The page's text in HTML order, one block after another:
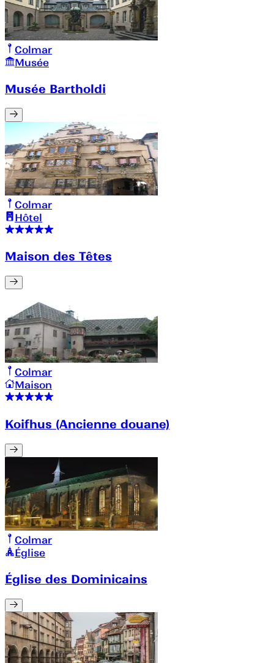
Colmar
Musée
Musée Bartholdi
Colmar
Hôtel
Maison des Têtes
Colmar
Maison
Koifhus (Ancienne douane)
Colmar
Église
Église des Dominicains